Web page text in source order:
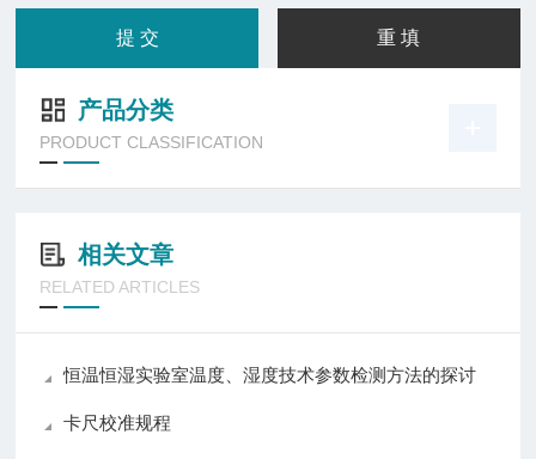
产品分类
PRODUCT CLASSIFICATION
相关文章
RELATED ARTICLES
恒温恒湿实验室温度、湿度技术参数检测方法的探讨
卡尺校准规程